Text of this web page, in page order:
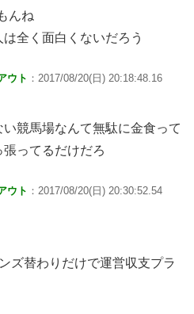
んね
全く面白くないだろう
ウト ：2017/08/20(日) 20:18:48.16
競馬場なんて無駄に金食って
ってるだけだろ
ウト ：2017/08/20(日) 20:30:52.54
ズ替わりだけで運営収支プラ